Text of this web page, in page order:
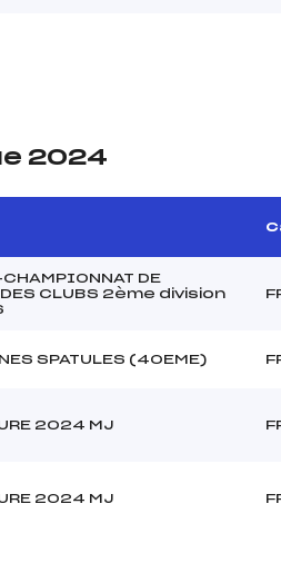
2024
DE
DES CLUBS 2ème division
SPATULES (40EME)
2024 MJ
2024 MJ